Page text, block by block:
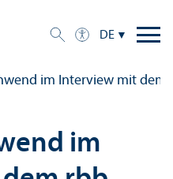
DE
im Interview mit dem
im